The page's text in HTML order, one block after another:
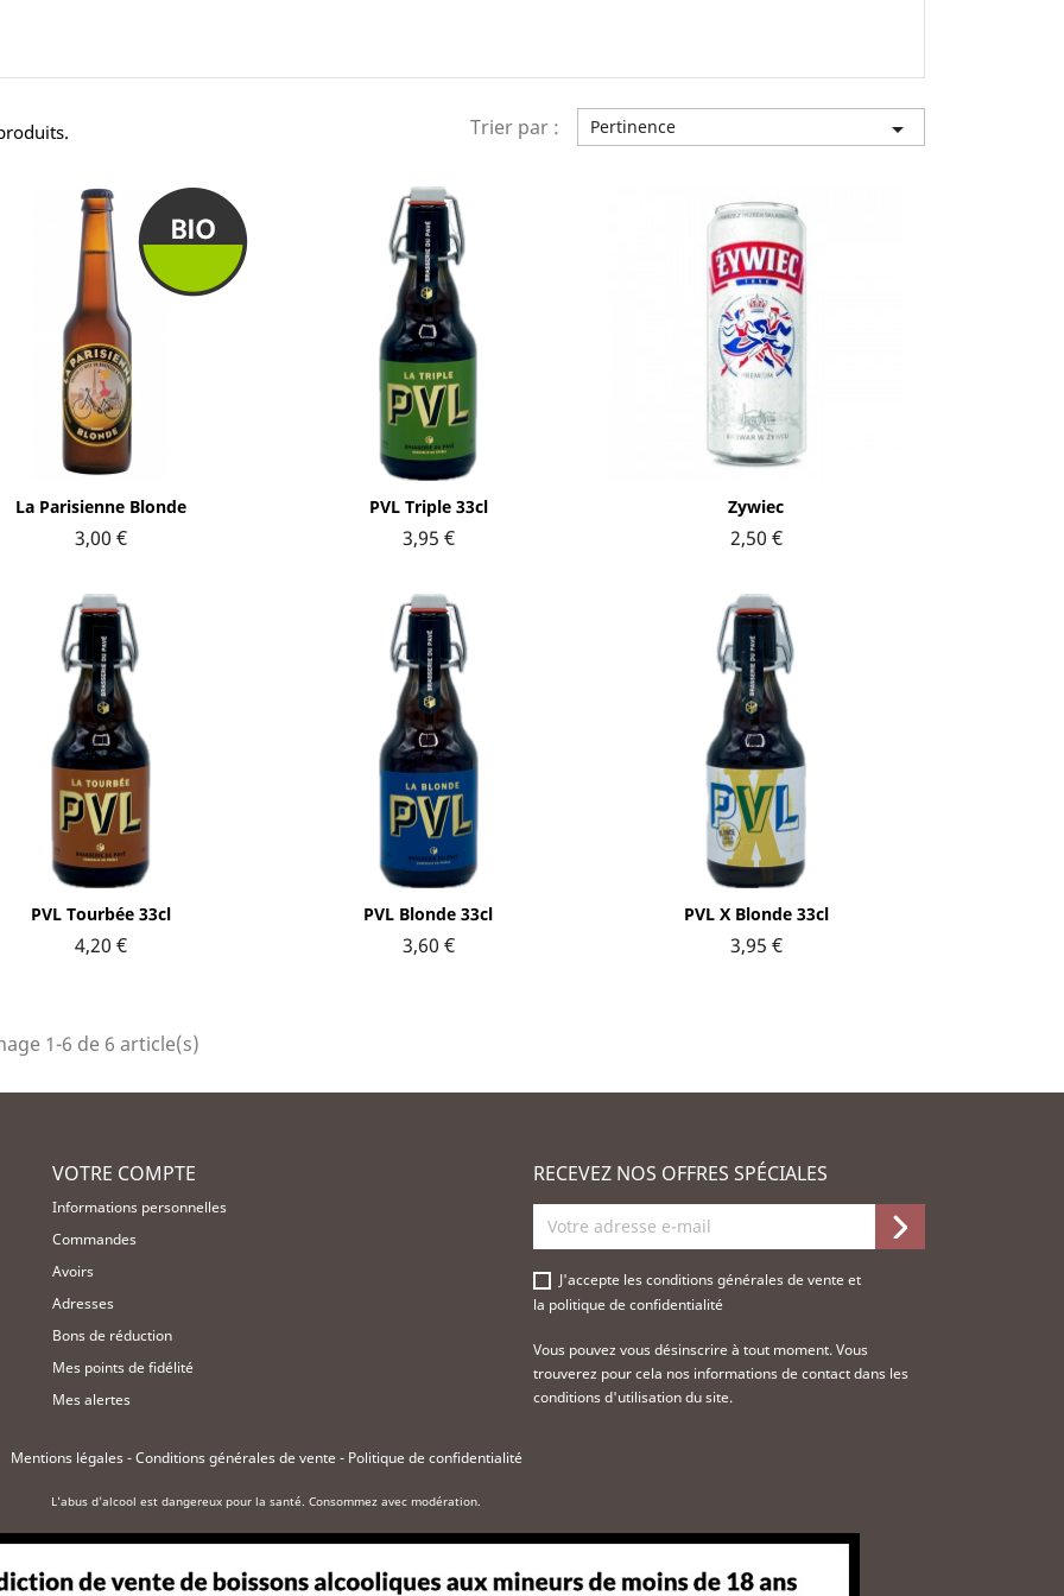
Trier par : Pertinence 
La Parisienne Blonde
3,00 €
Aperçu rapide PVL Triple 33cl
3,95 €
Aperçu rapide Zywiec
2,50 €
Aperçu rapide
PVL Tourbée 33cl
4,20 €
Aperçu rapide PVL Blonde 33cl
3,60 €
Aperçu rapide PVL X Blonde 33cl
3,95 €
Aperçu rapide
1-6 de 6 article(s)
VOTRE COMPTE
Informations personnelles
Commandes
Avoirs
Adresses
Bons de réduction
Mes points de fidélité
Mes alertes
RECEVEZ NOS OFFRES SPÉCIALES
J'accepte lesconditions générales de vente et
la politique de confidentialité
Vous pouvez vous désinscrire à tout moment. Vous
trouverez pour cela nos informations de contact dans les
conditions d'utilisation du site.
Mentions légales-Conditions générales de vente - Politique de confidentialité
L'abus d'alcool est dangereux pour la santé. Consommez avec modération.